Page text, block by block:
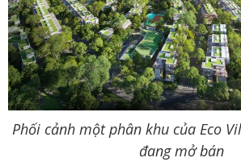
Phối cảnh một phân khu của Eco
đang mở bán